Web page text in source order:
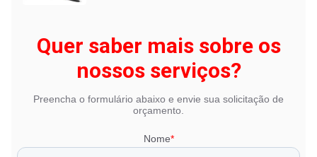
Quer saber mais sobre os
nossos serviços?
Preencha o formulário abaixo e envie sua solicitação de
orçamento.
Nome*